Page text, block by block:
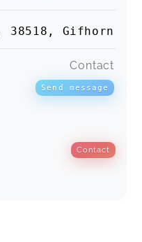
38518, Gifhorn
Contact
Send message
Contact